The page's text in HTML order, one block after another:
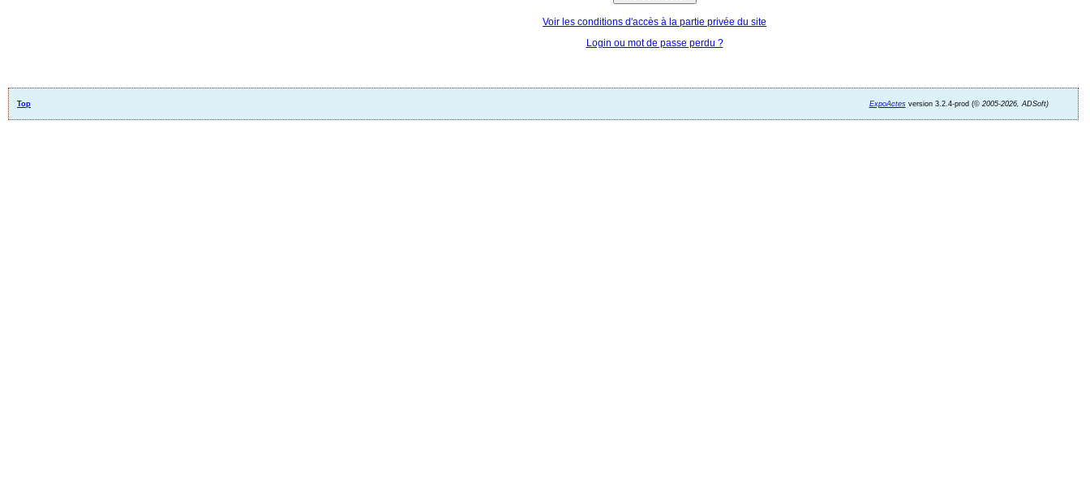
Voir les conditions d'accès à la partie privée du site
Login ou mot de passe perdu ?
Top ExpoActesversion 3.2.4-prod (©2005-2026, ADSoft)